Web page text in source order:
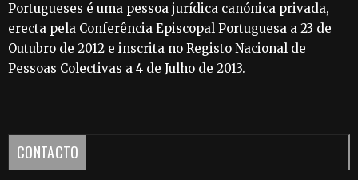
Portugueses é uma pessoa jurídica canónica privada,
erecta pela Conferência Episcopal Portuguesa a 23 de
Outubro de 2012 e inscrita no Registo Nacional de
Pessoas Colectivas a 4 de Julho de 2013.
CONTACTO